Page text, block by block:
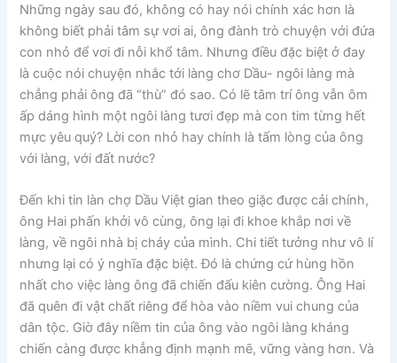
Những ngày sau đó, không có hay nói chính xác hơn là
không biết phải tâm sự vơi ai, ông đành trò chuyện với đứa
con nhỏ để vơi đi nỗi khổ tâm. Nhưng điều đặc biệt ở đay
là cuộc nói chuyện nhắc tới làng chơ Dầu- ngôi làng mà
chẳng phải ông đã “thù” đó sao. Có lẽ tâm trí ông vẫn ôm
ấp dáng hình một ngôi làng tươi đẹp mà con tim từng hết
mực yêu quý? Lời con nhỏ hay chính là tấm lòng của ông
với làng, với đất nước?
Đến khi tin làn chợ Dầu Việt gian theo giặc được cải chính,
ông Hai phấn khởi vô cùng, ông lại đi khoe khắp nơi về
làng, về ngôi nhà bị cháy của mình. Chi tiết tưởng như vô lí
nhưng lại có ý nghĩa đặc biệt. Đó là chứng cứ hùng hồn
nhất cho việc làng ông đã chiến đấu kiên cường. Ông Hai
đã quên đi vật chất riêng để hòa vào niềm vui chung của
dân tộc. Giờ đây niềm tin của ông vào ngôi làng kháng
chiến càng được khẳng định mạnh mẽ, vững vàng hơn. Và